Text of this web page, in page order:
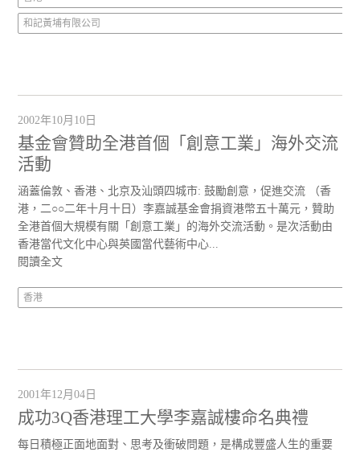
和記黃埔有限公司
2002年10月10日
基金會贊助全港首個「創意工業」海外交流
活動
涵蓋倫敦、香港、北京及汕頭四城市: 鼓勵創意，促進交流 （香
港，二○○二年十月十日）李嘉誠基金會捐資港幣五十萬元，贊助
全港首個大規模有關「創意工業」的海外交流活動。是次活動由
香港當代文化中心與英國當代藝術中心...
閱讀全文
香港
2001年12月04日
成功3Q香港理工大學李嘉誠樓命名典禮
每日積極正面地面對、思考及衝破問題，是構成豐盛人生的重要